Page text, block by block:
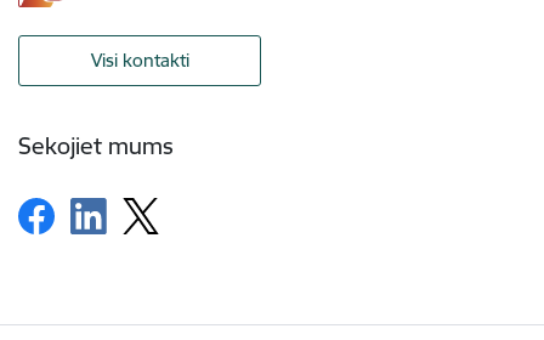
Visi kontakti
Sekojiet mums